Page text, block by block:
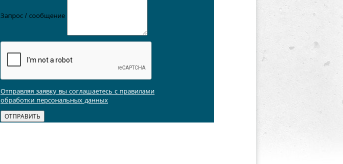
Запрос / сообщение
Отправляя заявку вы соглашаетесь с правилами
обработки персональных данных